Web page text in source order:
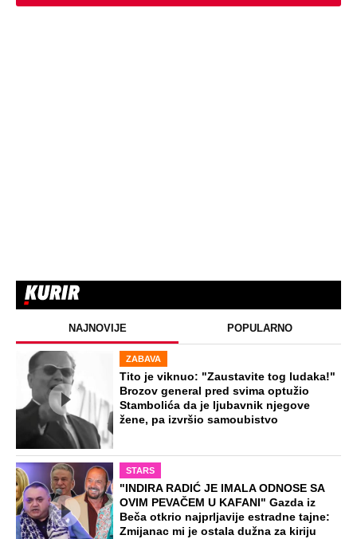
NAJNOVIJE POPULARNO
ZABAVA
Tito je viknuo: "Zaustavite tog ludaka!"
Brozov general pred svima optužio
Stambolića da je ljubavnik njegove
žene, pa izvršio samoubistvo
STARS
"INDIRA RADIĆ JE IMALA ODNOSE SA
OVIM PEVAČEM U KAFANI" Gazda iz
Beča otkrio najprljavije estradne tajne:
Zmijanac mi je ostala dužna za kiriju